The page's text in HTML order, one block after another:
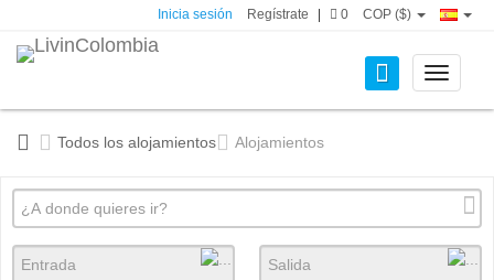
Inicia sesión Regístrate 0 COP ($)
Toggle
Todos los alojamientos Alojamientos